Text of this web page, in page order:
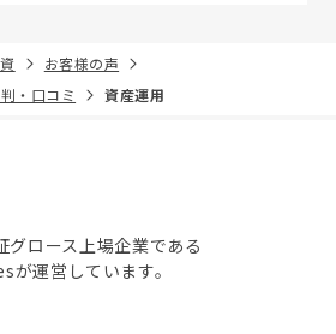
お客様の声
・口コミ
資産運用
グロース上場企業である
運営しています。